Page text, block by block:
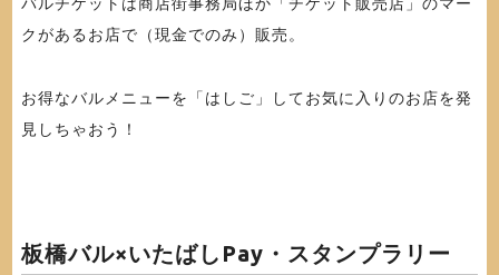
バルチケットは商店街事務局ほか「チケット販売店」のマー
クがあるお店で（現金でのみ）販売。
お得なバルメニューを「はしご」してお気に入りのお店を発
見しちゃおう！
板橋バル×いたばしPay・スタンプラリー